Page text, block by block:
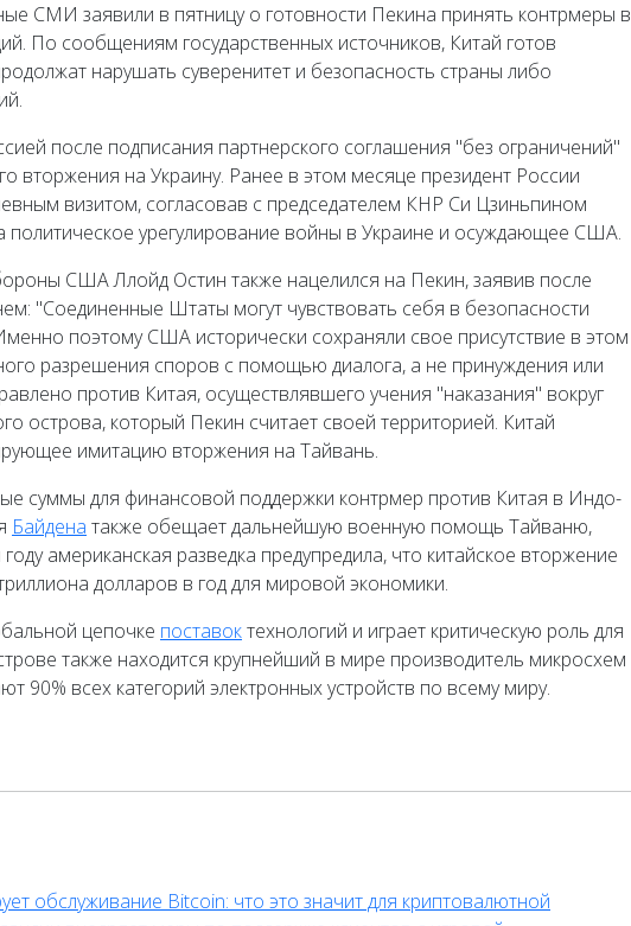
СМИ заявили в пятницу о готовности Пекина принять контрмеры в
По сообщениям государственных источников, Китай готов
нарушать суверенитет и безопасность страны либо
после подписания партнерского соглашения "без ограничений"
вторжения на Украину. Ранее в этом месяце президент России
визитом, согласовав с председателем КНР Си Цзиньпином
политическое урегулирование войны в Украине и осуждающее США.
США Ллойд Остин также нацелился на Пекин, заявив после
"Соединенные Штаты могут чувствовать себя в безопасности
поэтому США исторически сохраняли свое присутствие в этом
разрешения споров с помощью диалога, а не принуждения или
против Китая, осуществлявшего учения "наказания" вокруг
острова, который Пекин считает своей территорией. Китай
имитацию вторжения на Тайвань.
суммы для финансовой поддержки контрмер против Китая в Индо-
Байдена также обещает дальнейшую военную помощь Тайваню,
американская разведка предупредила, что китайское вторжение
долларов в год для мировой экономики.
цепочке поставоктехнологий и играет критическую роль для
также находится крупнейший в мире производитель микросхем
90% всех категорий электронных устройств по всему миру.
обслуживание Bitcoin: что это значит для криптовалютной